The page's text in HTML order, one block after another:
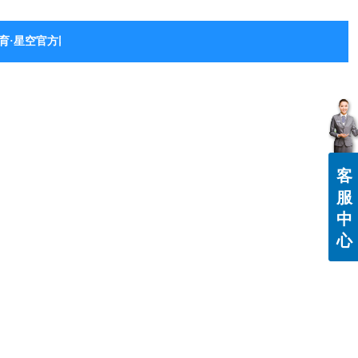
·星空官方网站-星空体育（中国）
客
服
中
心